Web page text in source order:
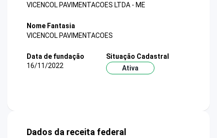
VICENCOL PAVIMENTACOES LTDA - ME
Nome Fantasia
VICENCOL PAVIMENTACOES
Data de fundação
16/11/2022
Situação Cadastral
Ativa
Dados da receita federal